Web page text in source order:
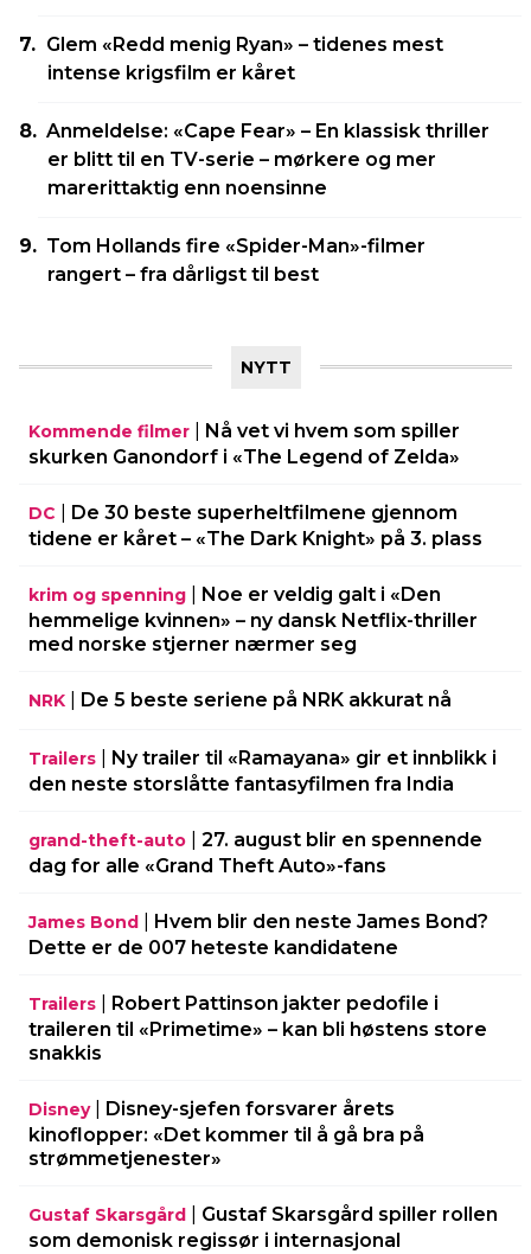
Glem «Redd menig Ryan» – tidenes mest
intense krigsfilm er kåret
Anmeldelse: «Cape Fear» – En klassisk thriller
er blitt til en TV-serie – mørkere og mer
marerittaktig enn noensinne
Tom Hollands fire «Spider-Man»-filmer
rangert – fra dårligst til best
NYTT
Kommende filmer
Nå vet vi hvem som spiller
skurken Ganondorf i «The Legend of Zelda»
DC
De 30 beste superheltfilmene gjennom
tidene er kåret – «The Dark Knight» på 3. plass
krim og spenning
Noe er veldig galt i «Den
hemmelige kvinnen» – ny dansk Netflix-thriller
med norske stjerner nærmer seg
NRK De 5 beste seriene på NRK akkurat nå
Trailers
Ny trailer til «Ramayana» gir et innblikk i
den neste storslåtte fantasyfilmen fra India
grand-theft-auto
27. august blir en spennende
dag for alle «Grand Theft Auto»-fans
James Bond
Hvem blir den neste James Bond?
Dette er de 007 heteste kandidatene
Trailers
Robert Pattinson jakter pedofile i
traileren til «Primetime» – kan bli høstens store
snakkis
Disney|
Disney-sjefen forsvarer årets
kinoflopper: «Det kommer til å gå bra på
strømmetjenester»
Gustaf Skarsgård
Gustaf Skarsgård spiller rollen
som demonisk regissør i internasjonal